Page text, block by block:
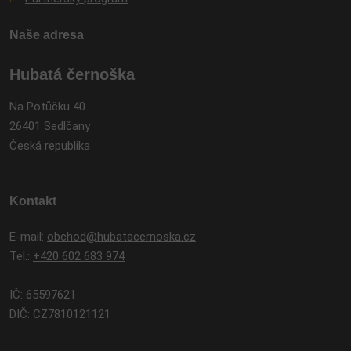
Naše adresa
Hubatá černoška
Na Potůčku 40
26401 Sedlčany
Česká republika
Kontakt
E-mail: obchod@hubatacernoska.cz
Tel.: +420 602 683 974
IČ: 65597621
DIČ: CZ7810121121